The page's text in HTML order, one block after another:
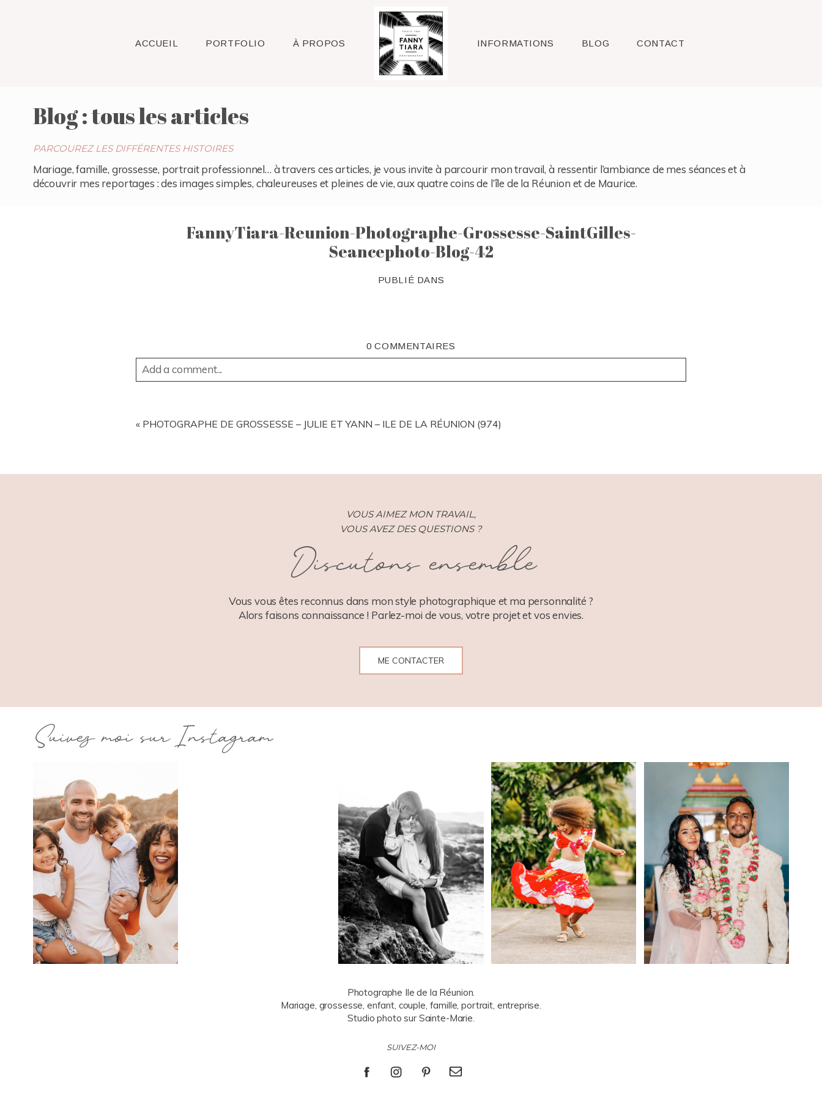
ACCUEIL PORTFOLIO À PROPOS Raleigh INFORMATIONS BLOG CONTACT
Blog : tous les articles
PARCOUREZ LES DIFFÉRENTES HISTOIRES
Mariage, famille, grossesse, portrait professionnel… à travers ces articles, je vous invite à parcourir mon travail, à ressentir l’ambiance de mes séances et à
découvrir mes reportages : des images simples, chaleureuses et pleines de vie, aux quatre coins de l’île de la Réunion et de Maurice.
FannyTiara-Reunion-Photographe-Grossesse-SaintGilles-
Seancephoto-Blog-42
PUBLIÉ DANS
0 COMMENTAIRES
Add a comment...
« PHOTOGRAPHE DE GROSSESSE – JULIE ET YANN – ILE DE LA RÉUNION (974)
VOUS AIMEZ MON TRAVAIL,
VOUS AVEZ DES QUESTIONS ?
Discutons ensemble
Vous vous êtes reconnus dans mon style photographique et ma personnalité ?
Alors faisons connaissance ! Parlez-moi de vous, votre projet et vos envies.
ME CONTACTER
Suivez moi sur Instagram
Photographe Ile de la Réunion.
Mariage, grossesse, enfant, couple, famille, portrait, entreprise.
Studio photo sur Sainte-Marie.
SUIVEZ-MOI